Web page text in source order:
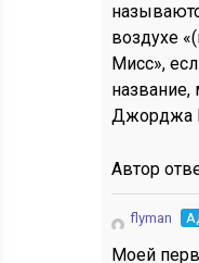
воздухе
Мисс»,
Джорджа
Автор
flyman
Моей